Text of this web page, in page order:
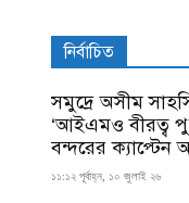
নির্বাচিত
সমুদ্রে অসীম
‘আইএমও বীরত্ব
বন্দরের ক্যাপ্টেন
১১:১২ পূর্বাহ্ন, ১০ জুলাই ২৬